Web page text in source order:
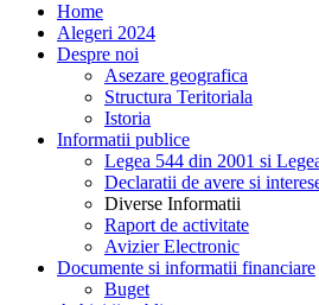
Home
Alegeri 2024
Despre noi
Asezare geografica
Structura Teritoriala
Istoria
Informatii publice
Legea 544 din 2001 si
Declaratii de avere si
Diverse Informatii
Raport de activitate
Avizier Electronic
Documente si informatii financiare
Buget